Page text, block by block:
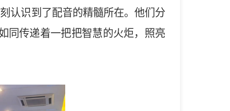
认识到了配音的精髓所在。他们分
同传递着一把把智慧的火炬，照亮